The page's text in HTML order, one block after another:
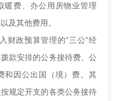
暖费、办公用房物业管理
及其他费用。
政预算管理的“三公“经
款安排的公务接待费、公
和因公出国（境）费。其
规定开支的各类公务接待